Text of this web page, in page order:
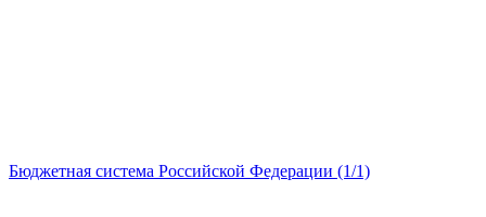
Бюджетная система Российской Федерации (1/1)